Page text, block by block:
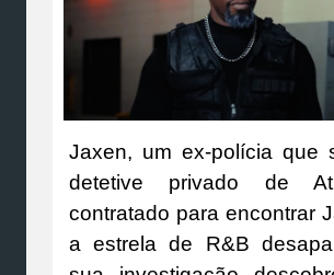
Jaxen, um ex-polícia que
detetive privado de
contratado para encontrar
a estrela de R&B